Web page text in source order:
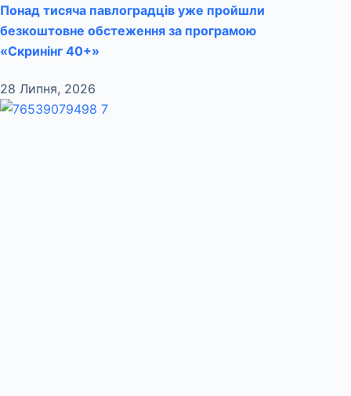
Понад тисяча павлоградців уже пройшли
безкоштовне обстеження за програмою
«Скринінг 40+»
28 Липня, 2026